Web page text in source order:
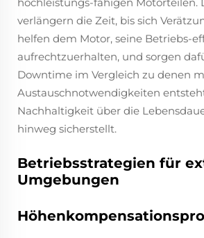
verlängern die Zeit, bis sich
helfen dem Motor, seine Betriebs-
aufrechtzuerhalten, und sorgen
Downtime im Vergleich zu denen
Austauschnotwendigkeiten
Nachhaltigkeit über die
hinweg sicherstellt.
Betriebsstrategien für
Umgebungen